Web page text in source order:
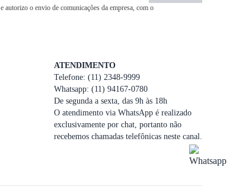
e autorizo o envio de comunicações da empresa, com o
ATENDIMENTO
Telefone: (11) 2348-9999
Whatsapp: (11) 94167-0780
De segunda a sexta, das 9h às 18h
O atendimento via WhatsApp é realizado
exclusivamente por chat, portanto não
recebemos chamadas telefônicas neste canal.